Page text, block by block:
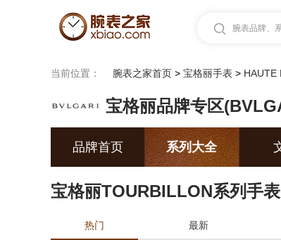
腕表品牌、
当前位置： 腕表之家首页 > 宝格丽手表 > HAUTE
宝格丽品牌专区
品牌首页 系列大全
宝格丽TOURBILLON系列手表
热门 最新